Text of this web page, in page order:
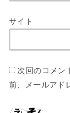
サイト
次回のコメン
前、メールアド